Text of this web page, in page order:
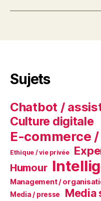
Sujets
Chatbot /
Culture digitale
E-commerce
Ethique / vie privée
Humour
Management /
Media / presse Media